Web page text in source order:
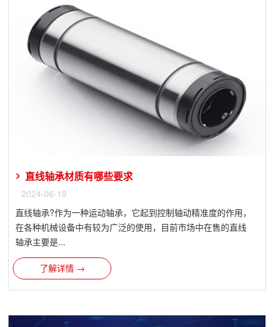
直线轴承材质有哪些要求
2024-06-19
直线轴承?作为一种运动轴承，它起到控制轴动精准度的作用，
在各种机械设备中有较为广泛的使用，目前市场中在售的直线
轴承主要是...
了解详情 →